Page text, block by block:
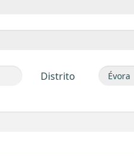
Distrito